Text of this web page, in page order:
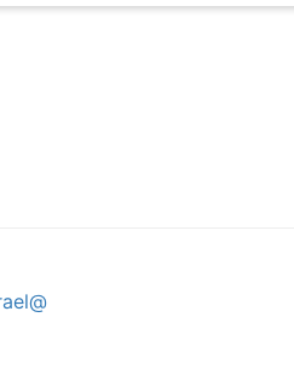
@israel